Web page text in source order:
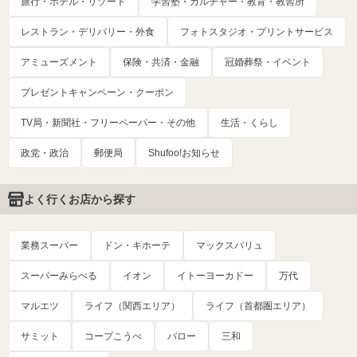
レストラン・デリバリー・外食 フォトスタジオ・プリントサービス
アミューズメント 保険・共済・金融 冠婚葬祭・イベント
プレゼントキャンペーン・クーポン
TV局・新聞社・フリーペーパー・その他 生活・くらし
政党・政治 郵便局 Shufoo!お知らせ
よく行くお店から探す
業務スーパー ドン・キホーテ マックスバリュ
スーパーみらべる イオン イトーヨーカドー 万代
マルエツ ライフ（関西エリア） ライフ（首都圏エリア）
サミット コープこうべ バロー 三和